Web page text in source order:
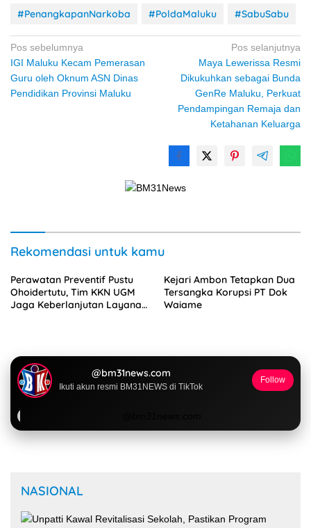
#PenangkapanNarkoba
#PoldaMaluku #SabuSabu
Navigasi
pos
Pos sebelumnya
IGI Maluku Kecam Pemerasan
Guru oleh Oknum ASN Dinas
Pendidikan Provinsi Maluku
Pos selanjutnya
Maya Lewerissa Resmi
Dikukuhkan sebagai Bunda
GenRe Maluku, Perkuat
Pendampingan Remaja dan
Ketahanan Keluarga
Rekomendasi untuk kamu
Perawatan Preventif Pustu
Ohoidertutu, Tim KKN UGM
Jaga Keberlanjutan Layanan
Kejari Ambon Tetapkan Dua
Tersangka Korupsi PT Dok
Waiame
@bm31news.com
Ikuti akun resmi BM31NEWS di TikTok
Follow
NASIONAL